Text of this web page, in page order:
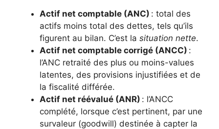
Actif net comptable (ANC) : total des
actifs moins total des dettes, tels qu’ils
figurent au bilan. C’est la situation nette.
Actif net comptable corrigé (ANCC) :
l’ANC retraité des plus ou moins-values
latentes, des provisions injustifiées et de
la fiscalité différée.
Actif net réévalué (ANR) : l’ANCC
complété, lorsque c’est pertinent, par une
survaleur (goodwill) destinée à capter la